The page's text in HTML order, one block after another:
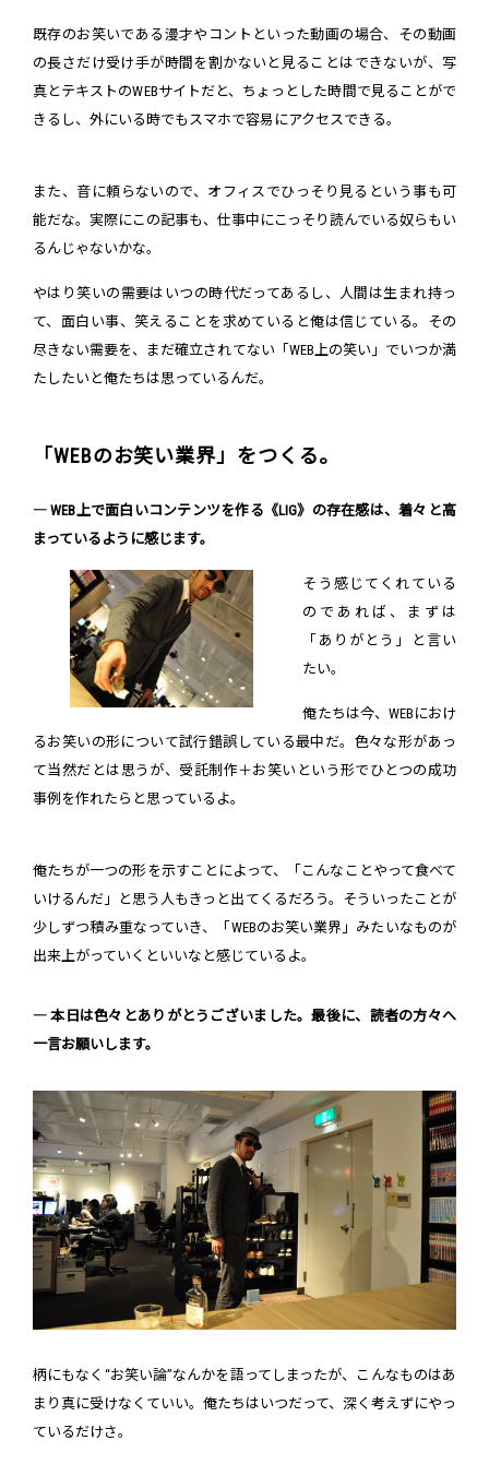
既存のお笑いである漫才やコントといった動画の場合、その動画
の長さだけ受け手が時間を割かないと見ることはできないが、写
真とテキストのWEBサイトだと、ちょっとした時間で見ることがで
きるし、外にいる時でもスマホで容易にアクセスできる。
また、音に頼らないので、オフィスでひっそり見るという事も可
能だな。実際にこの記事も、仕事中にこっそり読んでいる奴らもい
るんじゃないかな。
やはり笑いの需要はいつの時代だってあるし、人間は生まれ持っ
て、面白い事、笑えることを求めていると俺は信じている。その
尽きない需要を、まだ確立されてない「WEB上の笑い」でいつか満
たしたいと俺たちは思っているんだ。
「WEBのお笑い業界」をつくる。
― WEB上で面白いコンテンツを作る《LIG》の存在感は、着々と高
まっているように感じます。
そう感じてくれている
のであれば、まずは
「ありがとう」と言い
たい。
俺たちは今、WEBにおけ
るお笑いの形について試行錯誤している最中だ。色々な形があっ
て当然だとは思うが、受託制作＋お笑いという形でひとつの成功
事例を作れたらと思っているよ。
俺たちが一つの形を示すことによって、「こんなことやって食べて
いけるんだ」と思う人もきっと出てくるだろう。そういったことが
少しずつ積み重なっていき、「WEBのお笑い業界」みたいなものが
出来上がっていくといいなと感じているよ。
― 本日は色々とありがとうございました。最後に、読者の方々へ
一言お願いします。
柄にもなく“お笑い論”なんかを語ってしまったが、こんなものはあ
まり真に受けなくていい。俺たちはいつだって、深く考えずにやっ
ているだけさ。